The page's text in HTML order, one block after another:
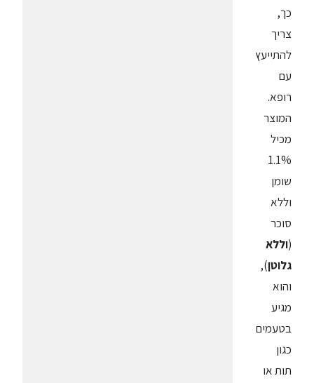
כך,
צריך
להתייעץ
עם
רופא.
המוצר
מכיל
1.1%
שומן
וללא
סוכר
(וללא
גלוטן),
והוא
מגיע
בטעמים
כגון
תות או